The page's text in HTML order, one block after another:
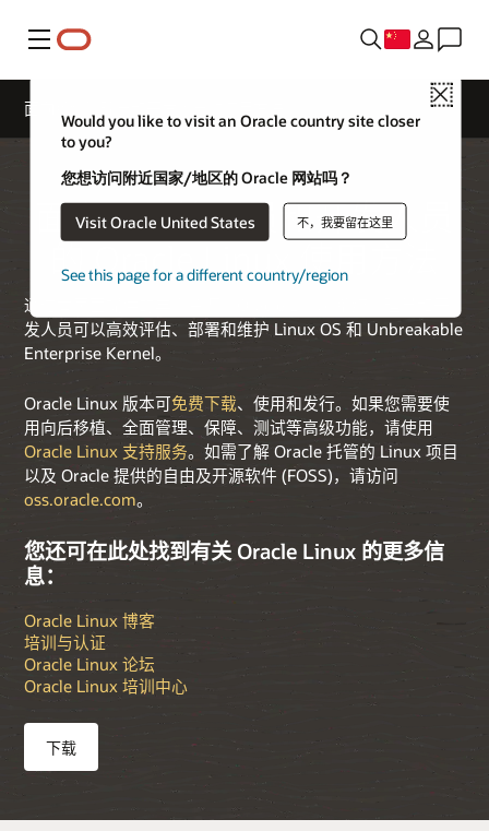
菜单
Close
Would you like to visit an Oracle country site closer
to you?
您想访问附近国家/地区的 Oracle 网站吗？
Visit Oracle United States 不，我要留在这里
See this page for a different country/region
面向系统管理员和开发人员的使用方法
面向系统管理员和开发人员
的 Oracle Linux 使用方法
通过本页面提供的丰富资源，Oracle Linux 系统管理员和开
发人员可以高效评估、部署和维护 Linux OS 和 Unbreakable
Enterprise Kernel。
Oracle Linux 版本可免费下载、使用和发行。如果您需要使
用向后移植、全面管理、保障、测试等高级功能，请使用
Oracle Linux 支持服务。如需了解 Oracle 托管的 Linux 项目
以及 Oracle 提供的自由及开源软件 (FOSS)，请访问
oss.oracle.com。
您还可在此处找到有关 Oracle Linux 的更多信
息：
Oracle Linux 博客
培训与认证
Oracle Linux 论坛
Oracle Linux 培训中心
下载